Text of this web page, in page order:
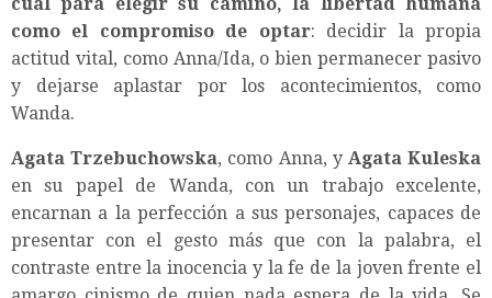
como el compromiso de optar: decidir la propia
actitud vital, como Anna/Ida, o bien permanecer pasivo
y dejarse aplastar por los acontecimientos, como
Wanda.
Agata Trzebuchowska, como Anna, y Agata Kuleska
en su papel de Wanda, con un trabajo excelente,
encarnan a la perfección a sus personajes, capaces de
presentar con el gesto más que con la palabra, el
contraste entre la inocencia y la fe de la joven frente el